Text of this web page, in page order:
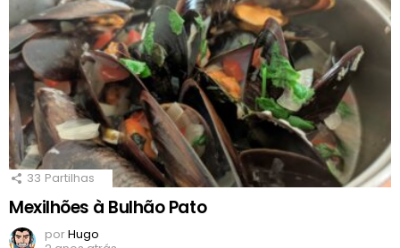
33 Partilhas
Mexilhões à Bulhão Pato
porHugo